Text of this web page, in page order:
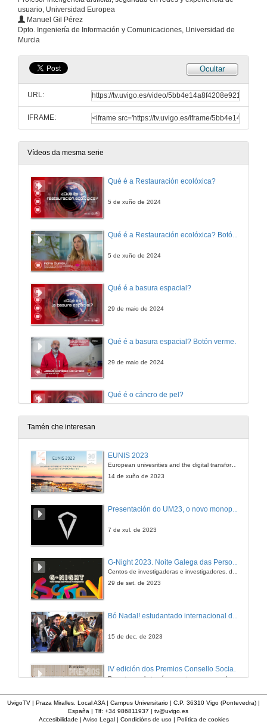
usuario, Universidad Europea
Manuel Gil Pérez
Dpto. Ingeniería de Información y Comunicaciones, Universidad de
Murcia
Ocultar
URL:
IFRAME:
Vídeos da mesma serie
Qué é a Restauración ecolóxica?
5 de xuño de 2024
5 de xuño de 2024
Qué é a basura espacial?
29 de maio de 2024
29 de maio de 2024
Qué é o cáncro de pel?
22 de maio de 2024
22 de maio de 2024
15 de maio de 2024
Tamén che interesan
EUNIS 2023
European univesrities and the digital transformation: challenges and opportunities ahead
14 de xuño de 2023
7 de xul. de 2023
G-Night 2023. Noite Galega das Persoas Investigadoras. Conciencias creativas
29 de set. de 2023
15 de dec. de 2023
IV edición dos Premios Consello Social UVigo Humana
Durante a gala tamén se entregaron os galardóns aos mellores TFG e TFM en materia de Axenda 2030
Feira EmpregoinCampus Vigo 2024
UvigoTV | Praza Miralles. Local A3A | Campus Universitario | C.P. 36310 Vigo (Pontevedra) |
España | Tlf: +34 986811937 | tv@uvigo.es
Accesibilidade | Aviso Legal| Condicións de uso| Política de cookies